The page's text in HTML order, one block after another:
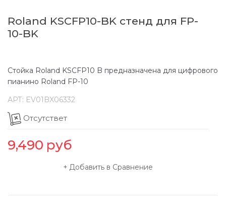
Roland KSCFP10-BK стенд для FP-
10-BK
Стойка Roland KSCFP10 B предназначена для цифрового
пианино Roland FP-10
АРТ: EV01BX06332
Отсутствет
9,490 руб
Добавить в Сравнение